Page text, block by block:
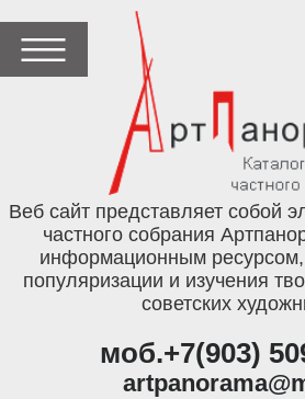
Веб сайт представляет собой
частного собрания
информационным
популяризации и изучения
советских
моб.+7(903)